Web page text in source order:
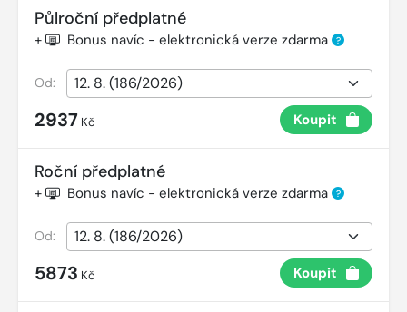
Půlroční předplatné
+ Bonus navíc - elektronická verze zdarma ?
Od:
2937 Kč Koupit
Roční předplatné
+ Bonus navíc - elektronická verze zdarma ?
Od:
5873 Kč Koupit